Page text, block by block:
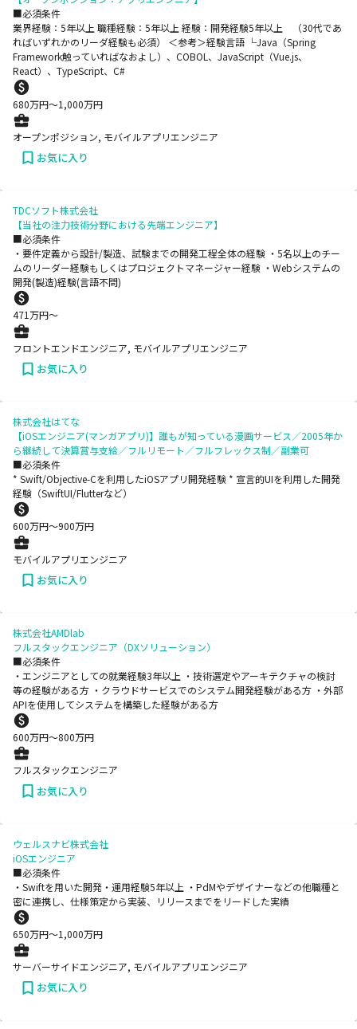
■必須条件
業界経験：5年以上 職種経験：5年以上 経験：開発経験5年以上 （30代であ
ればいずれかのリーダ経験も必須） ＜参考＞経験言語 └Java（Spring
Framework触っていればなおよし）、COBOL、JavaScript（Vue.js、
React）、TypeScript、C#
680万円〜1,000万円
オープンポジション, モバイルアプリエンジニア
お気に入り
TDCソフト株式会社
【当社の注力技術分野における先端エンジニア】
■必須条件
・要件定義から設計/製造、試験までの開発工程全体の経験 ・5名以上のチー
ムのリーダー経験もしくはプロジェクトマネージャー経験 ・Webシステムの
開発(製造)経験(言語不問)
471万円〜
フロントエンドエンジニア, モバイルアプリエンジニア
お気に入り
株式会社はてな
【iOSエンジニア(マンガアプリ)】誰もが知っている漫画サービス／2005年か
ら継続して決算賞与支給／フルリモート／フルフレックス制／副業可
■必須条件
* Swift/Objective-Cを利用したiOSアプリ開発経験 * 宣言的UIを利用した開発
経験（SwiftUI/Flutterなど）
600万円〜900万円
モバイルアプリエンジニア
お気に入り
株式会社AMDlab
フルスタックエンジニア（DXソリューション）
■必須条件
・エンジニアとしての就業経験3年以上 ・技術選定やアーキテクチャの検討
等の経験がある方 ・クラウドサービスでのシステム開発経験がある方 ・外部
APIを使用してシステムを構築した経験がある方
600万円〜800万円
フルスタックエンジニア
お気に入り
ウェルスナビ株式会社
iOSエンジニア
■必須条件
・Swiftを用いた開発・運用経験5年以上 ・PdMやデザイナーなどの他職種と
密に連携し、仕様策定から実装、リリースまでをリードした実績
650万円〜1,000万円
サーバーサイドエンジニア, モバイルアプリエンジニア
お気に入り